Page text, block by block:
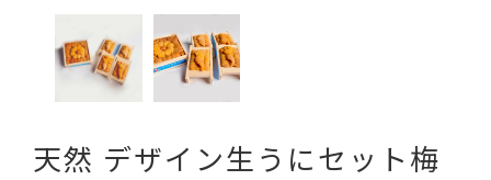
天然 デザイン生うにセット梅